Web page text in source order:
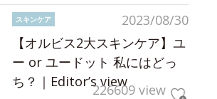
2023/08/30
スキンケア
【オルビス2大スキンケア】ユ
ー or ユードット 私にはどっ
ち？｜Editor’s view226609 view